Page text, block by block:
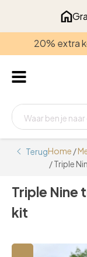
20% extra
TerugHome /
/ Triple
Triple Nine
kit